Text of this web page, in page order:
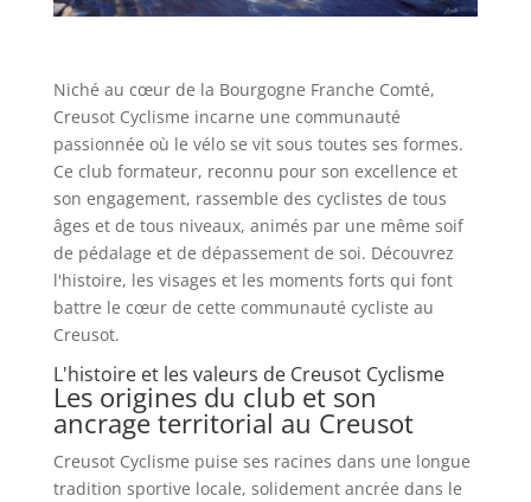
Niché au cœur de la Bourgogne Franche Comté,
Creusot Cyclisme incarne une communauté
passionnée où le vélo se vit sous toutes ses formes.
Ce club formateur, reconnu pour son excellence et
son engagement, rassemble des cyclistes de tous
âges et de tous niveaux, animés par une même soif
de pédalage et de dépassement de soi. Découvrez
l'histoire, les visages et les moments forts qui font
battre le cœur de cette communauté cycliste au
Creusot.
L'histoire et les valeurs de Creusot Cyclisme
Les origines du club et son
ancrage territorial au Creusot
Creusot Cyclisme puise ses racines dans une longue
tradition sportive locale, solidement ancrée dans le